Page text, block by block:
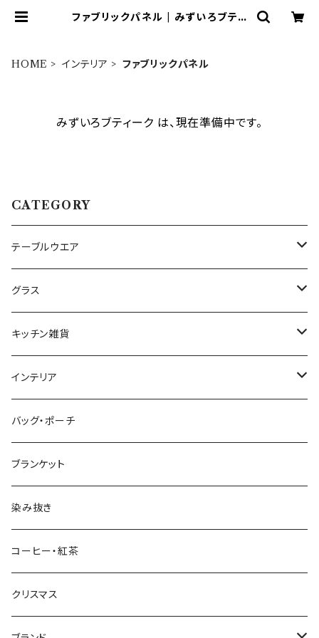
ファブリックパネル | みずいろブティ
HOME インテリア ファブリックパネル
みずいろブティーク は、現在準備中です。
CATEGORY
テーブルウエア
プレート・ボウル（陶磁器）
プレート・ボウル（ガラス）
ティーカップ・マグ
カラフェ
カトラリー
子供用食器
グラス
ワイン・シャンパン
タンブラー・ビール
キッチン雑貨
テーブルランナー、プレースマット、クロス
調味料入れ・保存容器
キッチンタオル
キッチン小物
スポンジ・スポンジワイプ
ペーパーナプキン
インテリア
ファブリックパネル
収納
フラワーベース
キャンドルホルダー
ポスター
バッグ・ポーチ
ブランケット
染み抜き
コーヒー・紅茶
クリスマス